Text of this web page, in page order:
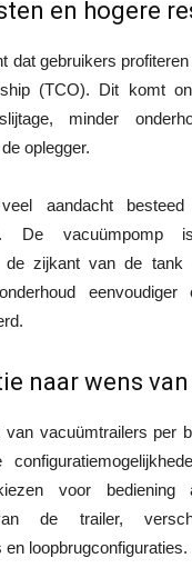
en hogere
dat gebruikers
(TCO). Dit komt
minder
oplegger.
aandacht
De vacuümpomp
de zijkant van de tank
naar wens
vacuümtrailers per
voor
de trailer,
loopbrugconfiguraties.